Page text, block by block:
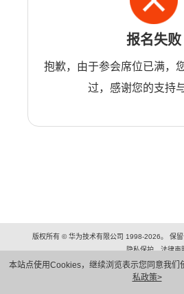
本站点使用Cookies，继续浏览表示您同意我们
私政策>
报名失败
抱歉，由于参会席位已满，
过，感谢您的支持
版权所有 © 华为技术有限公司 1998-2026。 保
隐私保护
法律声